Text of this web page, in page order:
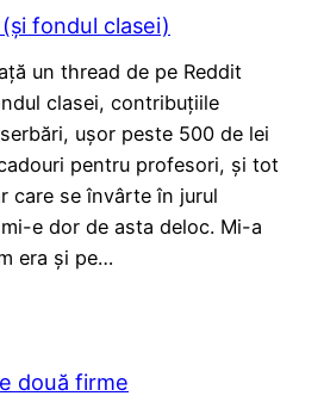
fondul clasei)
un thread de pe Reddit
clasei, contribuțiile
ușor peste 500 de lei
pentru profesori, și tot
care se învârte în jurul
e dor de asta deloc. Mi-a
era și pe…
două firme